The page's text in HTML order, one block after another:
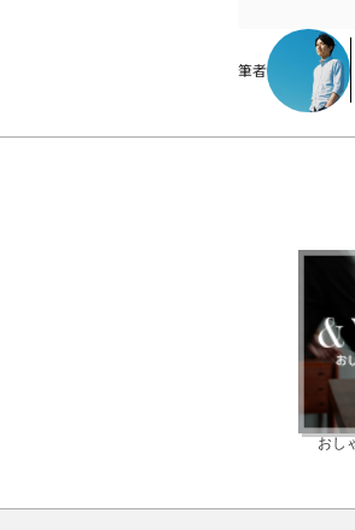
筆者
おし